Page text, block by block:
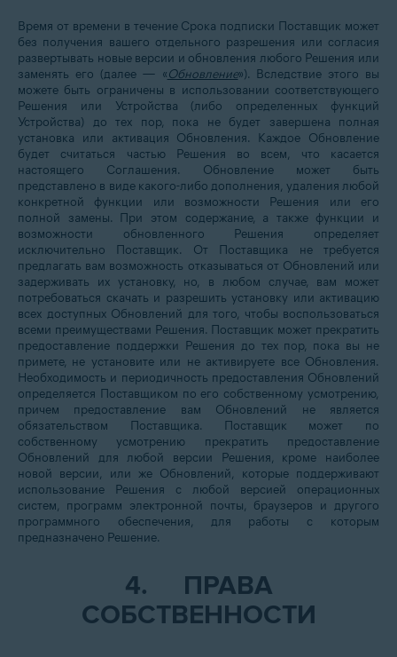
Время от времени в течение Срока подписки Поставщик может
без получения вашего отдельного разрешения или согласия
развертывать новые версии и обновления любого Решения или
заменять его (далее — «Обновление»). Вследствие этого вы
можете быть ограничены в использовании соответствующего
Решения или Устройства (либо определенных функций
Устройства) до тех пор, пока не будет завершена полная
установка или активация Обновления. Каждое Обновление
будет считаться частью Решения во всем, что касается
настоящего Соглашения. Обновление может быть
представлено в виде какого-либо дополнения, удаления любой
конкретной функции или возможности Решения или его
полной замены. При этом содержание, а также функции и
возможности обновленного Решения определяет
исключительно Поставщик. От Поставщика не требуется
предлагать вам возможность отказываться от Обновлений или
задерживать их установку, но, в любом случае, вам может
потребоваться скачать и разрешить установку или активацию
всех доступных Обновлений для того, чтобы воспользоваться
всеми преимуществами Решения. Поставщик может прекратить
предоставление поддержки Решения до тех пор, пока вы не
примете, не установите или не активируете все Обновления.
Необходимость и периодичность предоставления Обновлений
определяется Поставщиком по его собственному усмотрению,
причем предоставление вам Обновлений не является
обязательством Поставщика. Поставщик может по
собственному усмотрению прекратить предоставление
Обновлений для любой версии Решения, кроме наиболее
новой версии, или же Обновлений, которые поддерживают
использование Решения с любой версией операционных
систем, программ электронной почты, браузеров и другого
программного обеспечения, для работы с которым
предназначено Решение.
4.
ПРАВА
СОБСТВЕННОСТИ